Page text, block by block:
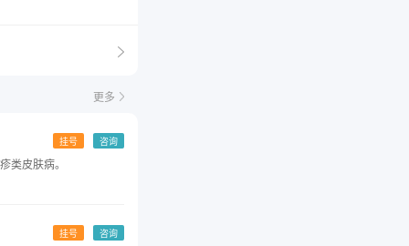
更多
咨询
挂号
类皮肤病。
咨询
挂号